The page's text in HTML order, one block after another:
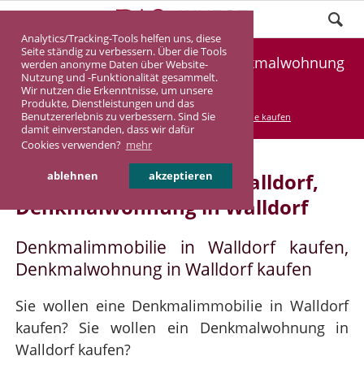
Analytics/Tracking-Tools helfen uns, diese
Seite ständig zu verbessern. Über die Tools
werden anonyme Daten über Website-
Nutzung und -Funktionalität gesammelt.
Wir nutzen die Erkenntnisse, um unsere
Produkte, Dienstleistungen und das
Benutzererlebnis zu verbessern. Sind Sie
damit einverstanden, dass wir dafür
Cookies verwenden? mehr
ablehnen akzeptieren
Denkmalimmobilie Walldorf, Denkmalwohnung
Walldorf
DASINVEST Service Denkmalimmobilie kaufen
Denkmalimmobilie in Walldorf,
Denkmalwohnung in Walldorf
Denkmalimmobilie in Walldorf kaufen,
Denkmalwohnung in Walldorf kaufen
Sie wollen eine Denkmalimmobilie in Walldorf
kaufen? Sie wollen ein Denkmalwohnung in
Walldorf kaufen?